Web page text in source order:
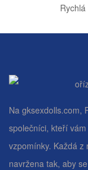
Na gksexdolls.com,
společníci, kteří
vzpomínky. Každá z
navržena tak, aby